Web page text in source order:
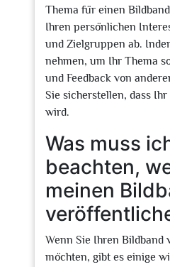
Thema für einen
Ihren persönlichen
und Zielgruppen ab.
nehmen, um Ihr Thema
und Feedback von
Sie sicherstellen, dass
wird.
Was muss
beachten,
meinen
Wenn Sie Ihren Bildband
möchten, gibt es einige